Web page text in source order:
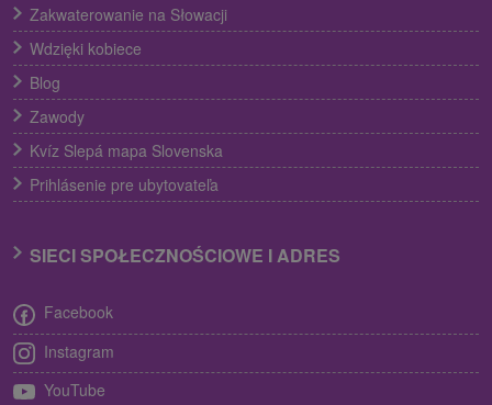
Zakwaterowanie na Słowacji
Wdzięki kobiece
Blog
Zawody
Kvíz Slepá mapa Slovenska
Prihlásenie pre ubytovateľa
SIECI SPOŁECZNOŚCIOWE I ADRES
Facebook
Instagram
YouTube